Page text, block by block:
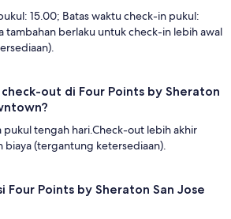
15.00; Batas waktu check-in pukul:
tambahan berlaku untuk check-in lebih awal
out di Four Points by Sheraton
tengah hari.Check-out lebih akhir
biaya (tergantung ketersediaan).
Four Points by Sheraton San Jose